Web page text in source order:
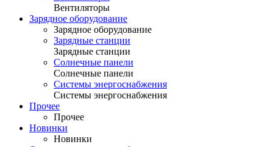
Вентиляторы
Зарядное оборудование
Зарядное оборудование
Зарядные станции
Зарядные станции
Солнечные панели
Солнечные панели
Системы энергоснабжения
Системы энергоснабжения
Прочее
Прочее
Новинки
Новинки